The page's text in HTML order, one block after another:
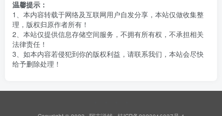
温馨提示：
1、本内容转载于网络及互联网用户自发分享，本站仅做收集整
理，版权归原作者所有！
2、本站仅提供信息存储空间服务，不拥有所有权，不承担相关
法律责任！
3、如本内容若侵犯到你的版权利益，请联系我们，本站会尽快
给予删除处理！